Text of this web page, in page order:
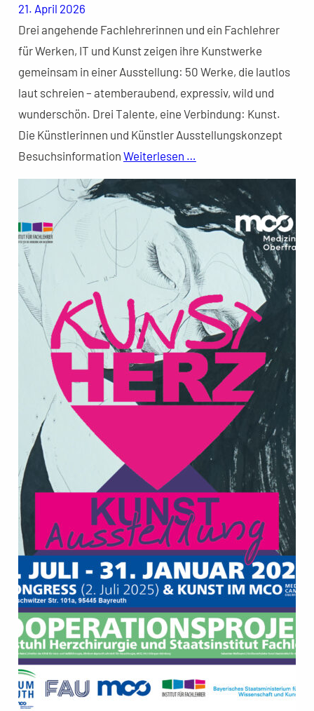
21. April 2026
Drei angehende Fachlehrerinnen und ein Fachlehrer
für Werken, IT und Kunst zeigen ihre Kunstwerke
gemeinsam in einer Ausstellung: 50 Werke, die lautlos
laut schreien – atemberaubend, expressiv, wild und
wunderschön. Drei Talente, eine Verbindung: Kunst.
Die Künstlerinnen und Künstler Ausstellungskonzept
Besuchsinformation Weiterlesen …